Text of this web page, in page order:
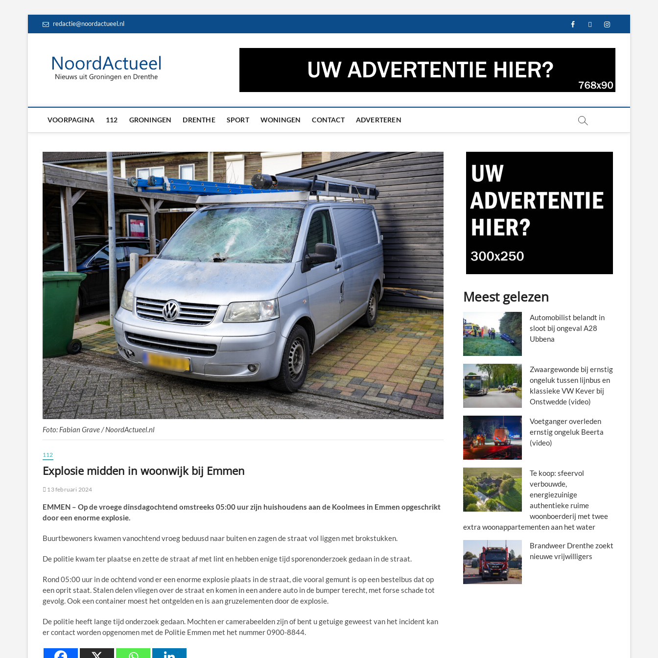
redactie@noordactueel.nl facebooktwitterinstagram
NoordActueel – Het laatste nieuws uit Groningen en
VOORPAGINA 112 GRONINGEN DRENTHE SPORT WONINGEN CONTACT ADVERTEREN
Foto: Fabian Grave / NoordActueel.nl
112
Explosie midden in woonwijk bij Emmen
13 februari 2024
EMMEN – Op de vroege dinsdagochtend omstreeks 05:00 uur zijn huishoudens aan de Koolmees in Emmen opgeschrikt
door een enorme explosie.
Buurtbewoners kwamen vanochtend vroeg beduusd naar buiten en zagen de straat vol liggen met brokstukken.
De politie kwam ter plaatse en zette de straat af met lint en hebben enige tijd sporenonderzoek gedaan in de straat.
Rond 05:00 uur in de ochtend vond er een enorme explosie plaats in de straat, die vooral gemunt is op een bestelbus dat op
een oprit staat. Stalen delen vliegen over de straat en komen in een andere auto in de bumper terecht, met forse schade tot
gevolg. Ook een container moest het ontgelden en is aan gruzelementen door de explosie.
De politie heeft lange tijd onderzoek gedaan. Mochten er camerabeelden zijn of bent u getuige geweest van het incident kan
er contact worden opgenomen met de Politie Emmen met het nummer 0900-8844.
Meest gelezen
Automobilist belandt in
sloot bij ongeval A28
Ubbena
Zwaargewonde bij ernstig
ongeluk tussen lijnbus en
klassieke VW Kever bij
Onstwedde (video)
Voetganger overleden
ernstig ongeluk Beerta
(video)
Te koop: sfeervol
verbouwde,
energiezuinige
authentieke ruime
woonboerderij met twee
extra woonappartementen aan het water
Brandweer Drenthe zoekt
nieuwe vrijwilligers